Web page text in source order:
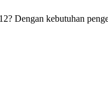
Dengan kebutuhan